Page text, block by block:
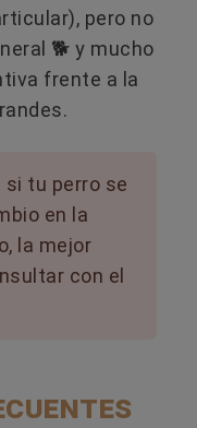
pero no
🐕 y mucho
frente a la
si tu perro se
en la
la mejor
con el